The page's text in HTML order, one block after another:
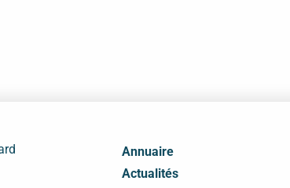
Annuaire
Actualités